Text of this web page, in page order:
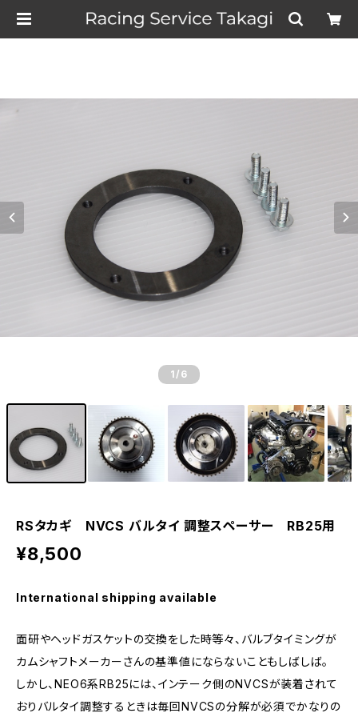
1 /6
RSタカギ NVCS バルタイ 調整スペーサー RB25用
¥8,500
International shipping available
面研やヘッドガスケットの交換をした時等々、バルブタイミングが
カムシャフトメーカーさんの基準値にならないこともしばしば。
しかし、NEO6系RB25には、インテーク側のNVCSが装着されて
おりバルタイ調整するときは毎回NVCSの分解が必須でかなりの